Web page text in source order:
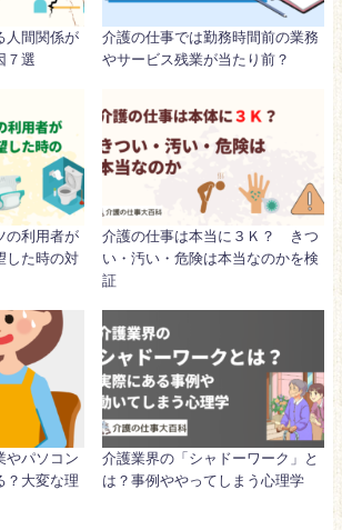
人間関係が
７選
介護の仕事では勤務時間前の業務
やサービス残業が当たり前？
の利用者が
した時の対
介護の仕事は本当に３Ｋ？ きつ
い・汚い・危険は本当なのかを検
証
やパソコン
？大変な理
介護業界の「シャドーワーク」と
は？事例ややってしまう心理学